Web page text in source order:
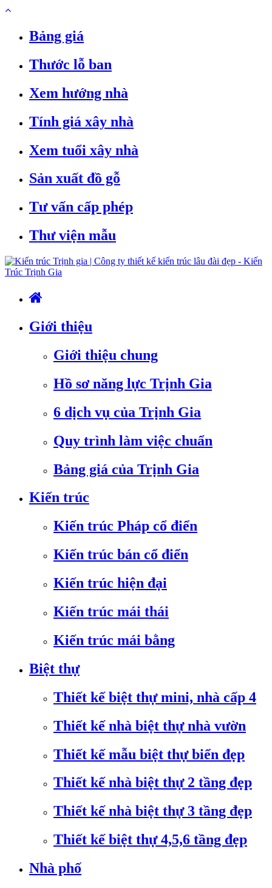
Bảng giá
Thước lỗ ban
Xem hướng nhà
Tính giá xây nhà
Xem tuổi xây nhà
Sản xuất đồ gỗ
Tư vấn cấp phép
Thư viện mẫu
Giới thiệu
Giới thiệu chung
Hồ sơ năng lực Trịnh Gia
6 dịch vụ của Trịnh Gia
Quy trình làm việc chuẩn
Bảng giá của Trịnh Gia
Kiến trúc
Kiến trúc Pháp cổ điển
Kiến trúc bán cổ điển
Kiến trúc hiện đại
Kiến trúc mái thái
Kiến trúc mái bằng
Biệt thự
Thiết kế biệt thự mini, nhà cấp 4
Thiết kế nhà biệt thự nhà vườn
Thiết kế mẫu biệt thự biển đẹp
Thiết kế nhà biệt thự 2 tầng đẹp
Thiết kế nhà biệt thự 3 tầng đẹp
Thiết kế biệt thự 4,5,6 tầng đẹp
Nhà phố